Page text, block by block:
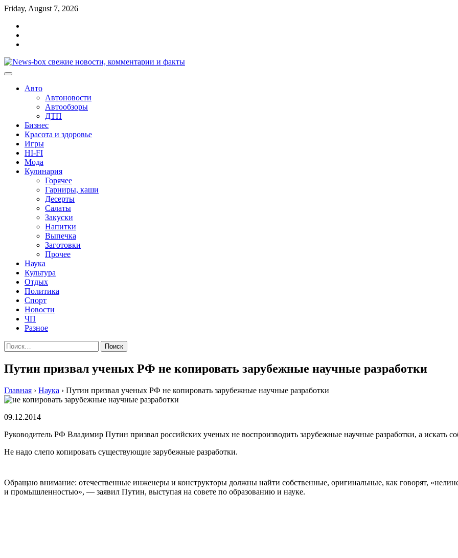
Перейти
содержимому
Friday, August 7, 2026
Авто
Автоновости
Автообзоры
ДТП
Бизнес
Красота и здоровье
Игры
HI-FI
Мода
Кулинария
Горячее
Гарниры, каши
Десерты
Салаты
Закуски
Напитки
Выпечка
Заготовки
Прочее
Наука
Культура
Отдых
Политика
Спорт
Новости
ЧП
Разное
Найти:
Путин призвал ученых РФ не копировать зарубежные научные разработки
Главная › Наука › Путин призвал ученых РФ не копировать зарубежные научные разработки
09.12.2014
Руководитель РФ Владимир Путин призвал российских ученых не воспроизводить зарубежные научные разработки, а искать
Не надо слепо копировать существующие зарубежные разработки.
Обращаю внимание: отечественные инженеры и конструкторы должны найти собственные, оригинальные, как говорят,
и промышленностью», — заявил Путин, выступая на совете по образованию и науке.